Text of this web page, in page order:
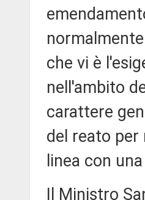
che vi è
nell'ambito
carattere
del reato per
linea con
Il Ministro